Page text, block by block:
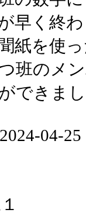
早く終
紙を使
班のメ
できま
04-